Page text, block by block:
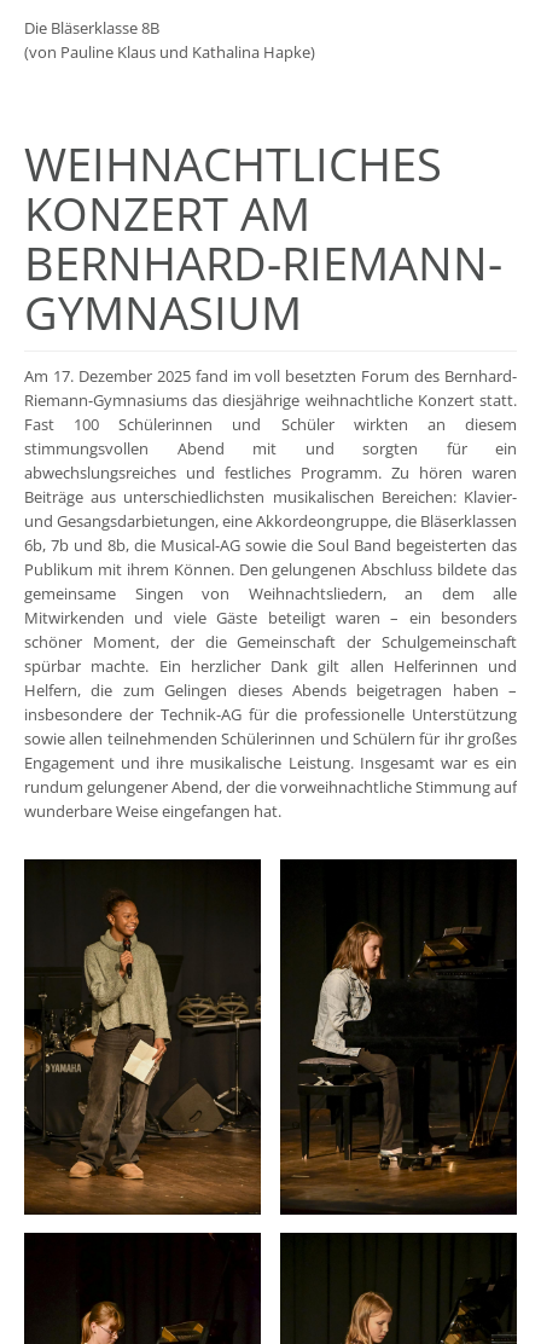
Die Bläserklasse 8B
(von Pauline Klaus und Kathalina Hapke)
WEIHNACHTLICHES
KONZERT AM
BERNHARD-RIEMANN-
GYMNASIUM
Am 17. Dezember 2025 fand im voll besetzten Forum des Bernhard-
Riemann-Gymnasiums das diesjährige weihnachtliche Konzert statt.
Fast 100 Schülerinnen und Schüler wirkten an diesem
stimmungsvollen Abend mit und sorgten für ein
abwechslungsreiches und festliches Programm. Zu hören waren
Beiträge aus unterschiedlichsten musikalischen Bereichen: Klavier-
und Gesangsdarbietungen, eine Akkordeongruppe, die Bläserklassen
6b, 7b und 8b, die Musical-AG sowie die Soul Band begeisterten das
Publikum mit ihrem Können. Den gelungenen Abschluss bildete das
gemeinsame Singen von Weihnachtsliedern, an dem alle
Mitwirkenden und viele Gäste beteiligt waren – ein besonders
schöner Moment, der die Gemeinschaft der Schulgemeinschaft
spürbar machte. Ein herzlicher Dank gilt allen Helferinnen und
Helfern, die zum Gelingen dieses Abends beigetragen haben –
insbesondere der Technik-AG für die professionelle Unterstützung
sowie allen teilnehmenden Schülerinnen und Schülern für ihr großes
Engagement und ihre musikalische Leistung. Insgesamt war es ein
rundum gelungener Abend, der die vorweihnachtliche Stimmung auf
wunderbare Weise eingefangen hat.